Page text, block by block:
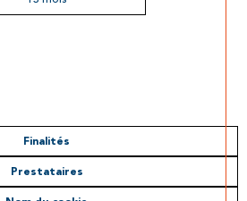
Finalités
Prestataires